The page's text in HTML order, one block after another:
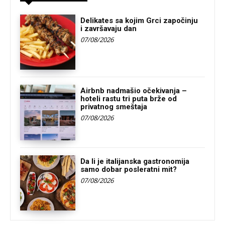
Delikates sa kojim Grci započinju
i završavaju dan
07/08/2026
Airbnb nadmašio očekivanja –
hoteli rastu tri puta brže od
privatnog smeštaja
07/08/2026
Da li je italijanska gastronomija
samo dobar posleratni mit?
07/08/2026